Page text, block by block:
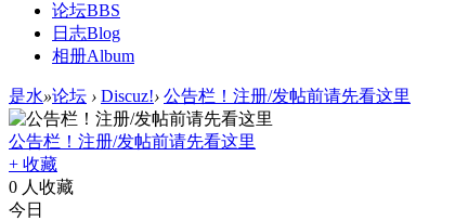
论坛BBS
日志Blog
相册Album
是水»论坛 › Discuz!› 公告栏！注册/发帖前请先看这里
公告栏！注册/发帖前请先看这里
+ 收藏
0 人收藏
今日